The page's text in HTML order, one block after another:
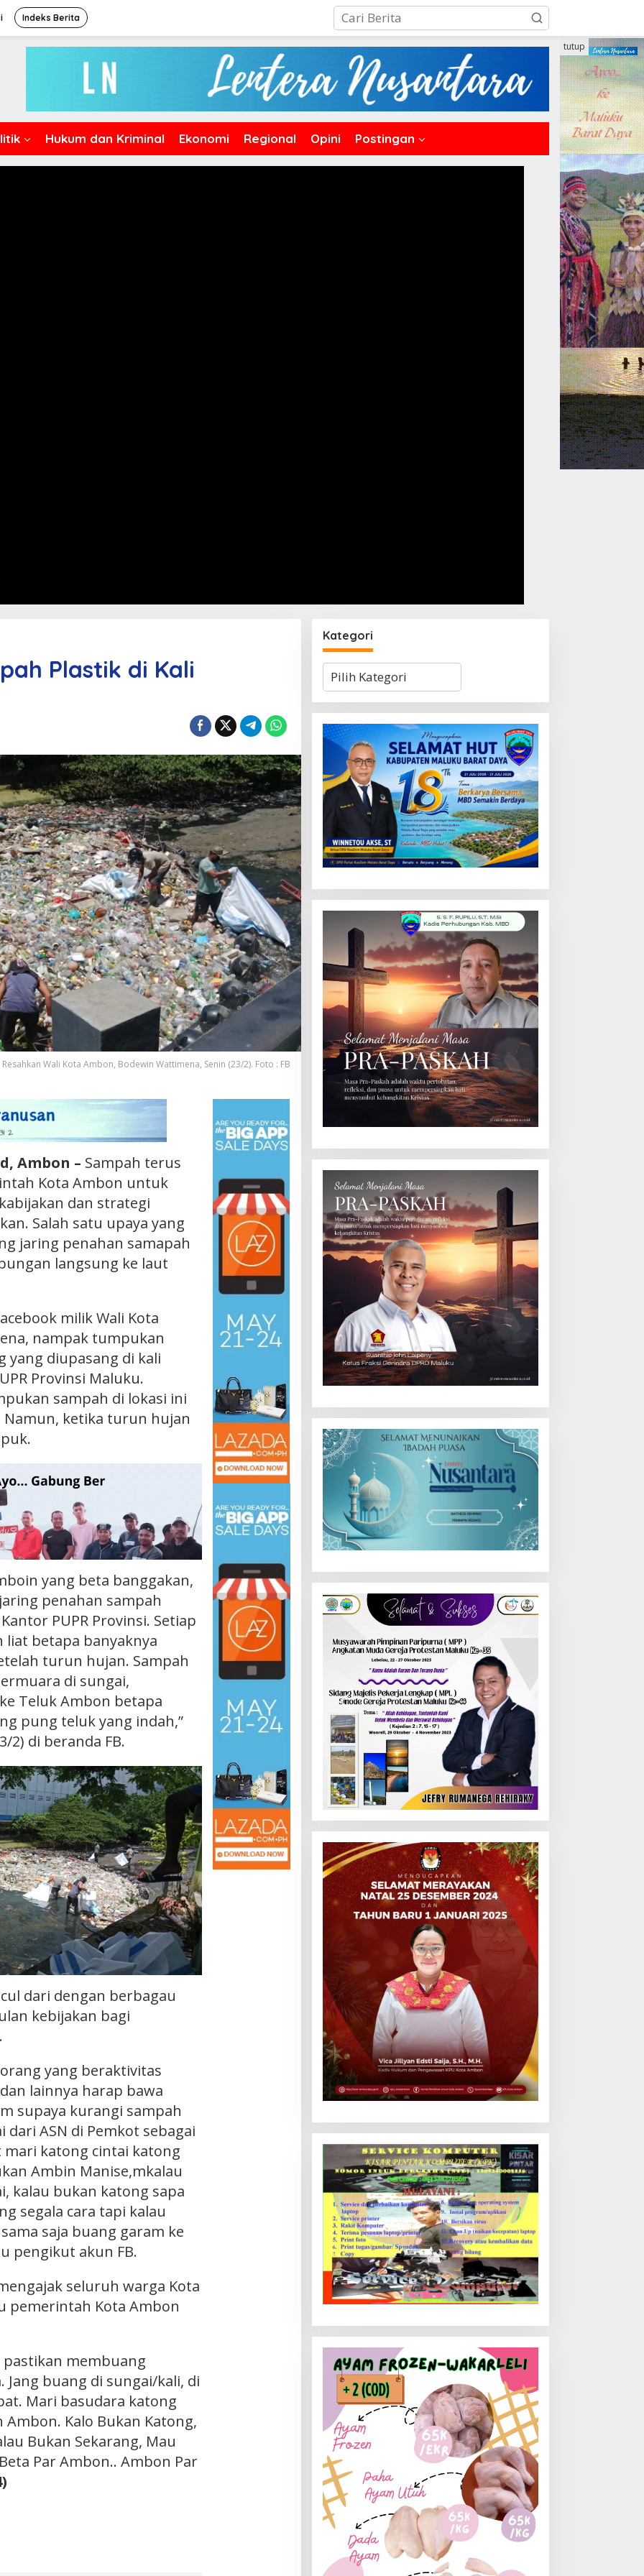
Indeks Berita
Hukum dan Kriminal Ekonomi Regional Opini Postingan
tutup
Plastik di Kali
Wali Kota Ambon, Bodewin Wattimena, Senin (23/2). Foto : FB
Ambon – Sampah terus
Kota Ambon untuk
dan strategi
Salah satu upaya yang
jaring penahan samapah
langsung ke laut
milik Wali Kota
nampak tumpukan
yang diupasang di kali
Provinsi Maluku.
sampah di lokasi ini
ketika turun hujan
yang beta banggakan,
penahan sampah
PUPR Provinsi. Setiap
liat betapa banyaknya
turun hujan. Sampah
di sungai,
Teluk Ambon betapa
pung teluk yang indah,”
2) di beranda FB.
dari dengan berbagau
kebijakan bagi
yang beraktivitas
lainnya harap bawa
supaya kurangi sampah
dari ASN di Pemkot sebagai
katong cintai katong
Ambin Manise,mkalau
kalau bukan katong sapa
segala cara tapi kalau
saja buang garam ke
pengikut akun FB.
seluruh warga Kota
Kota Ambon
pastikan membuang
buang di sungai/kali, di
Mari basudara katong
Kalo Bukan Katong,
Bukan Sekarang, Mau
Par Ambon.. Ambon Par
Kategori
Kategori